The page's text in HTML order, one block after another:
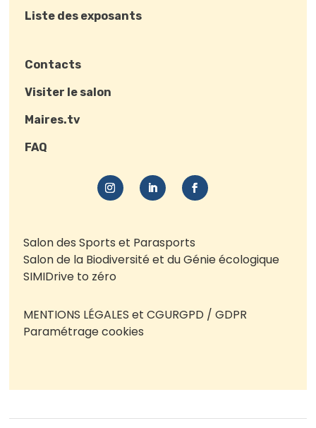
Liste des exposants
Contacts
Visiter le salon
Maires.tv
FAQ
Salon des Sports et Parasports
Salon de la Biodiversité et du Génie écologique
SIMIDrive to zéro
MENTIONS LÉGALES et CGURGPD / GDPR
Paramétrage cookies